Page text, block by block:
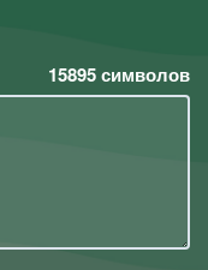
15895символов